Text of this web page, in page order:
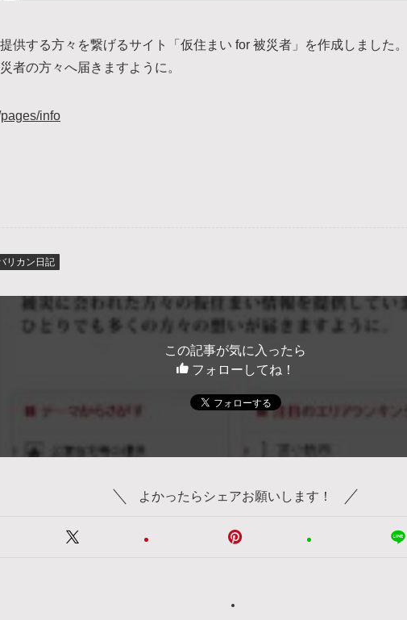
供する方々を繋げるサイト「仮住まい for 被災者」を作成しました。
者の方々へ届きますように。
info
リカン日記
この記事が気に入ったら
フォローしてね！
よかったらシェアお願いします！